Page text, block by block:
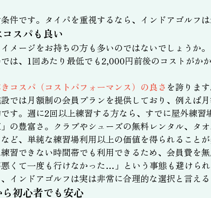
件です。タイパを重視するなら、インドアゴルフ
スパも良い
メージをお持ちの方も多いのではないでしょうか。
は、1回あたり最低でも2,000円前後のコストがか
コスパ（コストパフォーマンス）の良さ を誇りま
では月額制の会員プランを提供しており、例えば
す。週に2回以上練習する方なら、すでに屋外練
の豊富さ。クラブやシューズの無料レンタル、タ
ど、単純な練習場利用以上の価値を得られること
習できない時間帯でも利用できるため、会員費を
悪くて一度も行けなかった…」という事態も避けら
インドアゴルフは実は非常に合理的な選択と言え
初心者でも安心